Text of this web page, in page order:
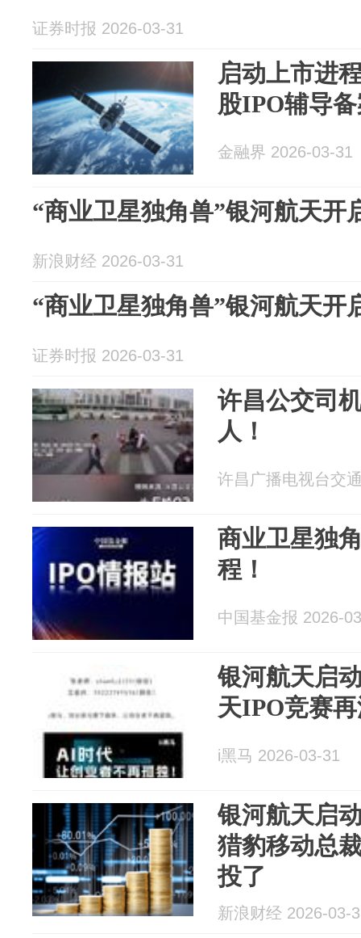
证券时报 2026-03-31
启动上市进
股IPO辅导
金融界 2026-03-31
“商业卫星独角兽”银河航天开
新浪财经 2026-03-31
“商业卫星独角兽”银河航天开
证券时报 2026-03-31
许昌公交司
人！
许昌广播电视台交
商业卫星独
程！
中国基金报 2026-
银河航天启
天IPO竞赛
i黑马 2026-03-31
银河航天启
猎豹移动总
投了
新浪财经 2026-03-